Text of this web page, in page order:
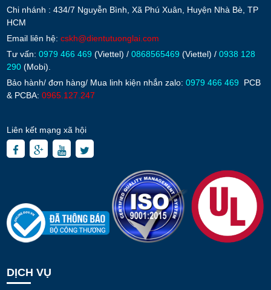
Chi nhánh : 434/7 Nguyễn Bình, Xã Phú Xuân, Huyện Nhà Bè, TP
HCM
Email liên hệ: cskh@dientutuonglai.com
Tư vấn: 0979 466 469 (Viettel) / 0868565469 (Viettel) / 0938 128
290 (Mobi).
Bảo hành/ đơn hàng/ Mua linh kiện nhắn zalo: 0979 466 469
PCB
& PCBA: 0965.127.247
Liên kết mạng xã hội
DỊCH VỤ